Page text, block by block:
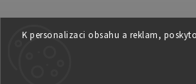
K personalizaci obsahu a reklam,